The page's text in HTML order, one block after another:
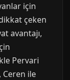
için
çeken
avantajı,
Pervari
ile